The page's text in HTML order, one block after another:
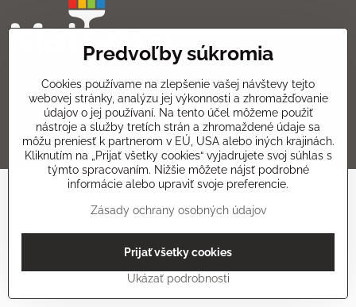
©2026Copyright
Predvoľby súkromiaZásady ochrany osobných údajov
Vytvorené pomocou:BiznisWeb.sk
Predvoľby súkromia
Cookies používame na zlepšenie vašej návštevy tejto
webovej stránky, analýzu jej výkonnosti a zhromažďovanie
údajov o jej používaní. Na tento účel môžeme použiť
nástroje a služby tretích strán a zhromaždené údaje sa
môžu preniesť k partnerom v EÚ, USA alebo iných krajinách.
Kliknutím na „Prijať všetky cookies“ vyjadrujete svoj súhlas s
týmto spracovaním. Nižšie môžete nájsť podrobné
informácie alebo upraviť svoje preferencie.
Zásady ochrany osobných údajov
Ukázať podrobnosti
Prijať všetky cookies